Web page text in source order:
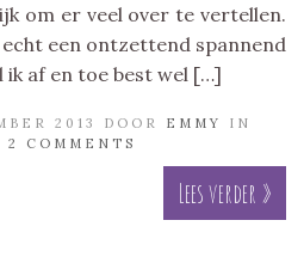
om er veel over te vertellen.
een ontzettend spannend
ik af en toe best wel […]
2013 DOOR EMMY
IN
2 COMMENTS
Lees verder »